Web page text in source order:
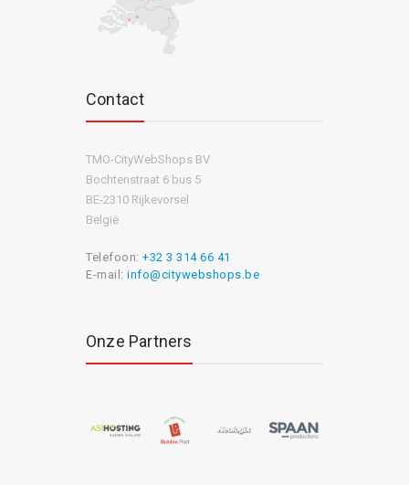
Contact
TMO-CityWebShops BV
Bochtenstraat 6 bus 5
BE-2310 Rijkevorsel
België
Telefoon: +32 3 314 66 41
E-mail: info@citywebshops.be
Onze Partners